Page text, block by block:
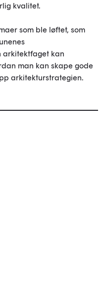
kvalitet.
som ble løftet, som
arkitektfaget kan
man kan skape gode
arkitekturstrategien.